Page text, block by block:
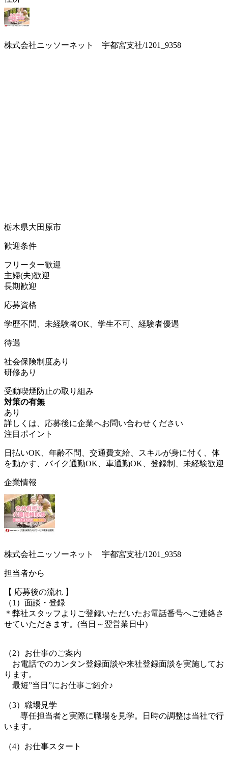
株式会社ニッソーネット 宇都宮支社/1201_9358
栃木県大田原市
歓迎条件
フリーター歓迎
主婦(夫)歓迎
長期歓迎
応募資格
学歴不問、未経験者OK、学生不可、経験者優遇
待遇
社会保険制度あり
研修あり
受動喫煙防止の取り組み
対策の有無
あり
詳しくは、応募後に企業へお問い合わせください
注目ポイント
日払いOK、年齢不問、交通費支給、スキルが身に付く、体
を動かす、バイク通勤OK、車通勤OK、登録制、未経験歓迎
企業情報
株式会社ニッソーネット 宇都宮支社/1201_9358
担当者から
【 応募後の流れ 】
（1）面談・登録
＊弊社スタッフよりご登録いただいたお電話番号へご連絡さ
せていただきます。(当日～翌営業日中)
（2）お仕事のご案内
お電話でのカンタン登録面談や来社登録面談を実施してお
ります。
最短”当日”にお仕事ご紹介♪
（3）職場見学
専任担当者と実際に職場を見学。日時の調整は当社で行
います。
（4）お仕事スタート